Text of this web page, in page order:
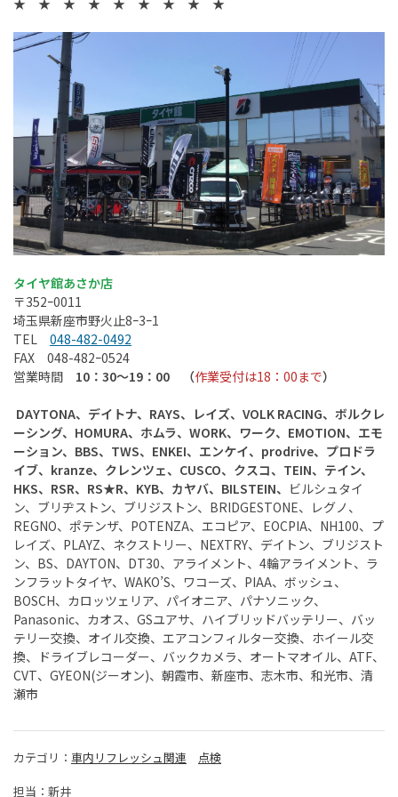
★ ★ ★ ★ ★ ★ ★ ★ ★
タイヤ館あさか店
〒352ｰ0011
埼玉県新座市野火止8ｰ3ｰ1
TEL 048-482-0492
FAX 048-482ｰ0524
営業時間 10：30～19：00 （作業受付は18：00まで）
DAYTONA、デイトナ、RAYS、レイズ、VOLK RACING、ボルクレ
ーシング、HOMURA、ホムラ、WORK、ワーク、EMOTION、エモ
ーション、BBS、TWS、ENKEI、エンケイ、prodrive、プロドラ
イブ、kranze、クレンツェ、CUSCO、クスコ、TEIN、テイン、
HKS、RSR、RS★R、KYB、カヤバ、BILSTEIN、 ビルシュタイ
ン、ブリヂストン、ブリジストン、 BRIDGESTONE、レグノ、
REGNO、ポテンザ、 POTENZA、エコピア、 EOCPIA、 NH100、プ
レイズ、 PLAYZ、ネクストリー、 NEXTRY、デイトン、ブリジスト
ン、 BS、 DAYTON、 DT30、アライメント、 4輪アライメント、ラ
ンフラットタイヤ、 WAKO’S、ワコーズ、 PIAA、ボッシュ、
BOSCH、カロッツェリア、パイオニア、パナソニック、
Panasonic、カオス、 GSユアサ、ハイブリッドバッテリー、バッ
テリー交換、オイル交換、エアコンフィルター交換、ホイール交
換、ドライブレコーダー、バックカメラ、オートマオイル、 ATF、
CVT、GYEON(ジーオン)、朝霞市、新座市、志木市、和光市、清
瀬市
カテゴリ： 車内リフレッシュ関連
点検
担当：新井